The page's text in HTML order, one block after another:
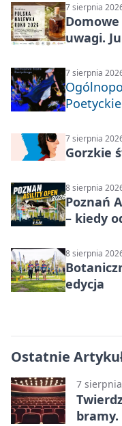
7 sierpnia
uwagi.
7 sierpnia
7 sierpnia
Gorzkie
8 sierpnia
Poznań
– kiedy
8 sierpnia
edycja
Ostatnie
7
bramy.